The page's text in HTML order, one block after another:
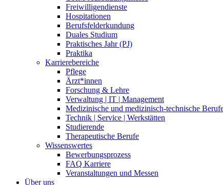
Freiwilligendienste
Hospitationen
Berufsfelderkundung
Duales Studium
Praktisches Jahr (PJ)
Praktika
Karrierebereiche
Pflege
Ärzt*innen
Forschung & Lehre
Verwaltung | IT | Management
Medizinische und medizinisch-technische
Technik | Service | Werkstätten
Studierende
Therapeutische Berufe
Wissenswertes
Bewerbungsprozess
FAQ Karriere
Veranstaltungen und Messen
Über uns